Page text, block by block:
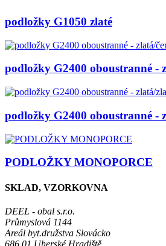
podložky G1050 zlaté
podložky G2400 oboustranné -
podložky G2400 oboustranné -
PODLOŽKY MONOPORCE
SKLAD, VZORKOVNA
DEEL - obal s.r.o.
Průmyslová 1144
Areál byt.družstva Slovácko
686 01 Uherské Hradiště